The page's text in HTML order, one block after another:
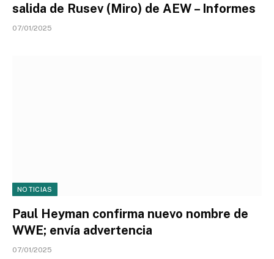
salida de Rusev (Miro) de AEW – Informes
07/01/2025
NOTICIAS
Paul Heyman confirma nuevo nombre de
WWE; envía advertencia
07/01/2025